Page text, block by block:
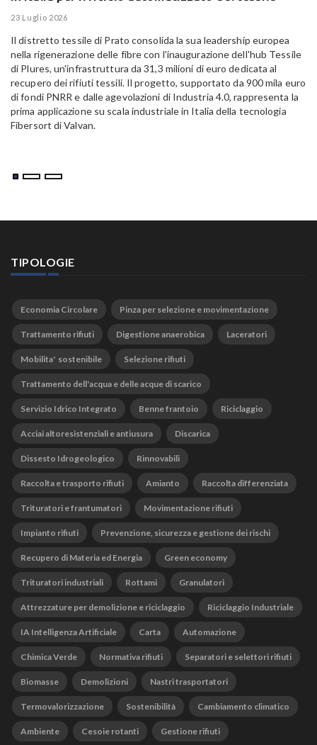
23 Luglio 2026
Il distretto tessile di Prato consolida la sua leadership europea
nella rigenerazione delle fibre con l'inaugurazione dell'hub Tessile
di Plures, un'infrastruttura da 31,3 milioni di euro dedicata al
recupero dei rifiuti tessili. Il progetto, supportato da 900 mila euro
di fondi PNRR e dalle agevolazioni di Industria 4.0, rappresenta la
prima applicazione su scala industriale in Italia della tecnologia
Fibersort di Valvan.
TIPOLOGIE
Economia Circolare Pinza per selezione e movimentazione
Trattamento rifiuti Digestione anaerobica Laceratori
Mobilita' sostenibile Selezione rifiuti
Trattamento dell'acqua e delle acque di scarico
Servizio Idrico Integrato Benne frantoio Riciclaggio
Acciai altoresistenziali e antiusura Discarica
Dissesto Idrogeologico Rinnovabili
Raccolta e trasporto rifiuti Amianto Raccolta differenziata
Trituratori e frantumatori Movimentazione rifiuti
Impianto rifiuti Prevenzione, sicurezza e gestione dei rischi
Recupero di Materia ed Energia Green economy
Trituratori industriali Rottami Granulatori
Attrezzature per demolizione e riciclaggio Riciclaggio Industriale
IA Intelligenza Artificiale Carta Automazione
Chimica Verde Normativa rifiuti Separatori e selettori rifiuti
Biomasse Demolizioni Nastri trasportatori
Termovalorizzazione Sostenibilità Cambiamento climatico
Ambiente Cesoie rotanti Gestione rifiuti